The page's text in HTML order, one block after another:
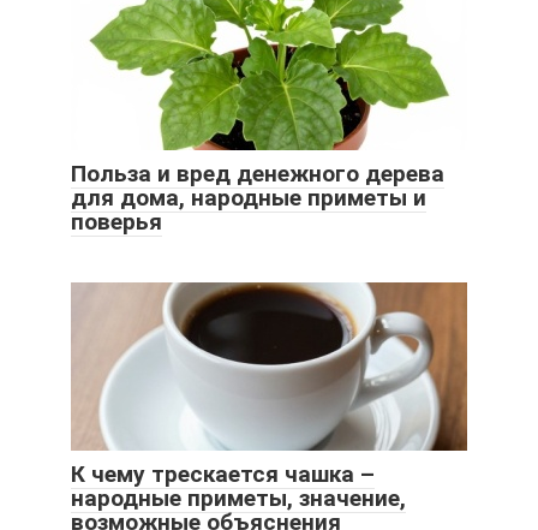
Польза и вред денежного дерева
для дома, народные приметы и
поверья
К чему трескается чашка –
народные приметы, значение,
возможные объяснения